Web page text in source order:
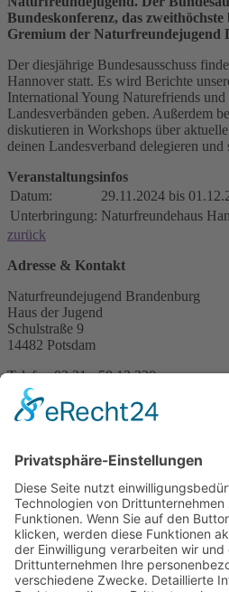
Bundeskonferenz, das zweithöchste
Gremium der Naturfreundejugend
Der diesjährige Bundesausschuss
Hannover statt. Es wird Berichte
International Young Naturefriends und
Landesverbänden geben. Außerdem
diskutieren in Workshops über
deinen Landesverband delegieren und
Veranstaltungsinfos
Datum:
29.11.2024 bis
Unterbringung: Naturfreundehaus
zurück
Adresse & Kontakt
Naturfreundejugend Brandenburg
Haus der Jugend
Schulstraße 9
14482 Potsdam
Telefon 03 31 - 58 13 220
Telefax 03 21 - 21 47 55 74
rand nbu rg@nat ur freu d
Info & Service
Über Uns
Vor Ort
Impressum
Datenschutz
Geschäftsbedingungen
Reisebedingungen